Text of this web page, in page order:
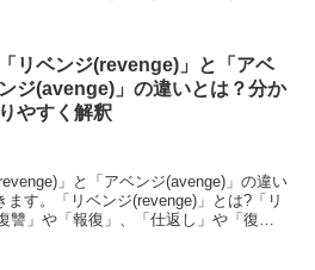
「リベンジ(revenge)」と「アベ
ンジ(avenge)」の違いとは？分か
りやすく解釈
」と「アベンジ(avenge)」の違い
す。「リベンジ(revenge)」とは?「リ
讐」や「報復」、「仕返し」や「復讐